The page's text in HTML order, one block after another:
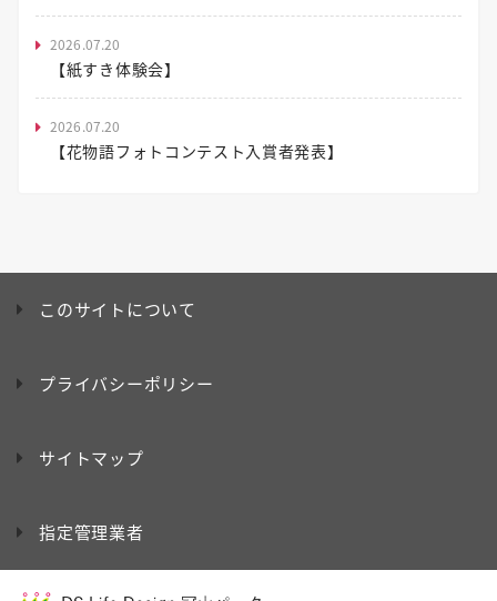
2026.07.20
【紙すき体験会】
2026.07.20
【花物語フォトコンテスト入賞者発表】
このサイトについて
プライバシーポリシー
サイトマップ
指定管理業者